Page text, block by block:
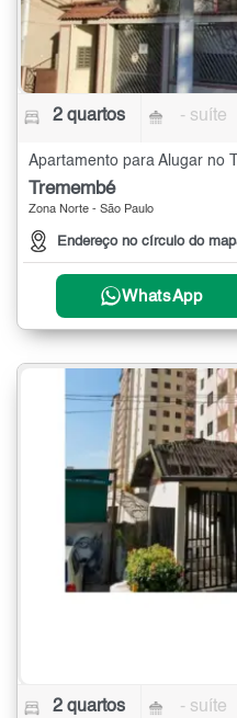
2 quartos - suíte
Apartamento para Alugar no
Tremembé
Zona Norte - São Paulo
Endereço no círculo do
WhatsApp
2 quartos - suíte